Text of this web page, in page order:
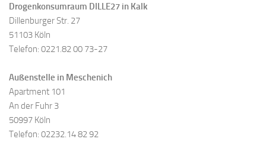
Drogenkonsumraum DILLE27 in Kalk
Dillenburger Str. 27
51103 Köln
Telefon: 0221.82 00 73-27
Außenstelle in Meschenich
Apartment 101
An der Fuhr 3
50997 Köln
Telefon: 02232.14 82 92